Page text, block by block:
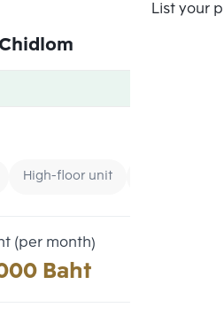
List your
High-floor unit
(per month)
Baht